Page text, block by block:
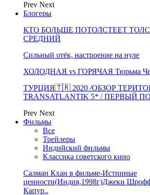
Prev Next
Блогеры
КТО БОЛЬШЕ ПОТОЛСТЕЕТ
СРЕДНИЙ
Сильный отёк, настроение на нуле
ХОЛОДНАЯ vs ГОРЯЧАЯ Тюрьма
ТУРЦИЯ🇹🇷 2020 /ОБЗОР
TRANSATLANTIK 5* / ПЕРВЫЙ
Prev Next
Фильмы
Все
Трейлеры
Индийский фильмы
Классика советского кино
Салман Кхан в фильме-Истинные
ценности(Индия,1998г)Джеки
Капур..